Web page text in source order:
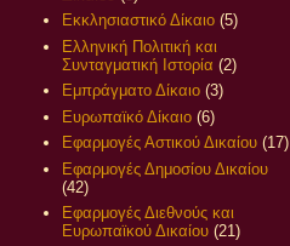
Εκκλησιαστικό Δίκαιο (5)
Ελληνική Πολιτική και
Συνταγματική Ιστορία (2)
Εμπράγματο Δίκαιο (3)
Ευρωπαϊκό Δίκαιο (6)
Εφαρμογές Αστικού Δικαίου (17)
Εφαρμογές Δημοσίου Δικαίου
(42)
Εφαρμογές Διεθνούς και
Ευρωπαϊκού Δικαίου (21)